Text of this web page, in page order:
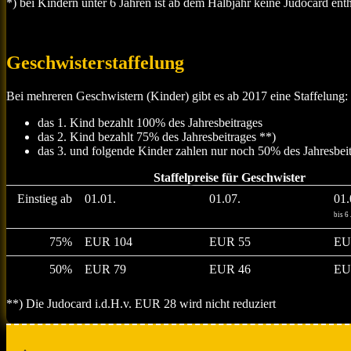
Geschwisterstaffelung
Bei mehreren Geschwistern (Kinder) gibt es ab 2017 eine Staffelung:
das 1. Kind bezahlt 100% des Jahresbeitrages
das 2. Kind bezahlt 75% des Jahresbeitrages **)
das 3. und folgende Kinder zahlen nur noch 50% des
Staffelpreise für Geschwister
Einstieg ab
01.01. 01.07.
bis 6
75% EUR 104 EUR 55
50% EUR 79 EUR 46
**) Die Judocard i.d.H.v. EUR 28 wird nicht reduziert